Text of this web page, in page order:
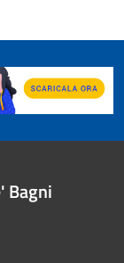
Bagni